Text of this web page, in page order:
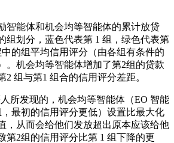
能体和机会均等智能体的累计放贷
组划分，蓝色代表第 1 组，绿色代表第
的组平均信用评分（由各组有条件的
。机会均等智能体增加了第2组的贷款
2 组与第1 组合的信用评分差距。
发现的，机会均等智能体（EO 智能
最初的信用评分更低）设置比最大化
，从而会给他们发放超出原本应该给他
第2组的信用评分比第 1 组下降的更